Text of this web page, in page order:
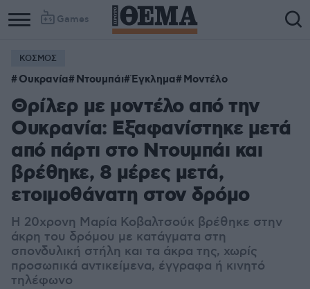
Games
ΚΟΣΜΟΣ
Ουκρανία Ντουμπάι Έγκλημα Μοντέλο
Θρίλερ με μοντέλο από την
Ουκρανία: Εξαφανίστηκε μετά
από πάρτι στο Ντουμπάι και
βρέθηκε, 8 μέρες μετά,
ετοιμοθάνατη στον δρόμο
Η 20χρονη Μαρία Κοβαλτσούκ βρέθηκε στην
άκρη του δρόμου με κατάγματα στη
σπονδυλική στήλη και τα άκρα της, χωρίς
προσωπικά αντικείμενα, έγγραφα ή κινητό
τηλέφωνο